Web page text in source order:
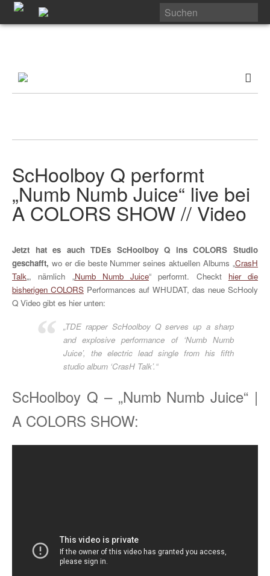
ScHoolboy Q performt
„Numb Numb Juice“ live bei
A COLORS SHOW // Video
Jetzt hat es auch TDEs ScHoolboy Q ins COLORS Studio
geschafft, wo er die beste Nummer seines aktuellen Albums „CrasH
Talk„, nämlich „Numb Numb Juice“ performt. Checkt hier die
bisherigen COLORS Performances auf WHUDAT, das neue ScHooly
Q Video gibt es hier unten:
„TDE rapper ScHoolboy Q serves up a sharp
and explosive performance of ‘Numb Numb
Juice’, the electric lead single from his fifth
studio album ‘CrasH Talk’.“
ScHoolboy Q – „Numb Numb Juice“ |
A COLORS SHOW: